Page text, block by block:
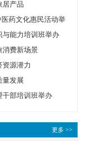
居产品
药文化惠民活动举
与能力培训班举办
消费新场景
资源潜力
量发展
干部培训班举办
更多 >>